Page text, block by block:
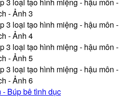
- Búp bê tình dục